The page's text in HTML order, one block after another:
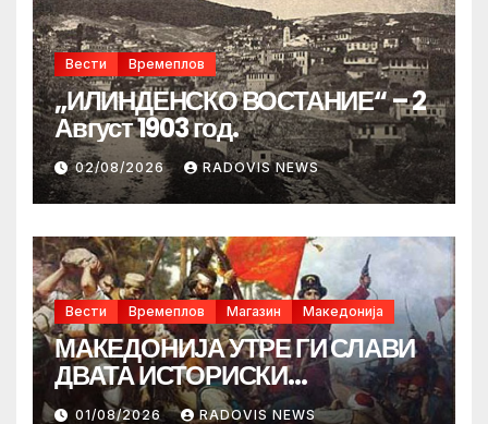
Вести Времеплов
„ИЛИНДЕНСКО ВОСТАНИЕ“ – 2
Август 1903 год.
02/08/2026 RADOVIS NEWS
Вести Времеплов Магазин Македонија
МАКЕДОНИЈА УТРЕ ГИ СЛАВИ
ДВАТА ИСТОРИСКИ
ИЛИНДЕНА!
01/08/2026 RADOVIS NEWS